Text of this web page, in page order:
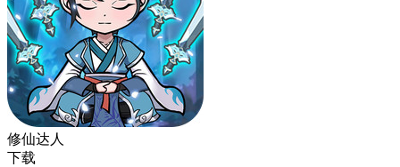
修仙达人
下载